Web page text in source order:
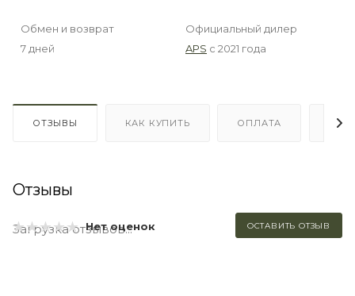
Обмен и возврат
7 дней
Официальный дилер
APS с 2021 года
ОТЗЫВЫ КАК КУПИТЬ ОПЛАТА
Отзывы
Нет оценок ОСТАВИТЬ ОТЗЫВ
Загрузка отзывов...